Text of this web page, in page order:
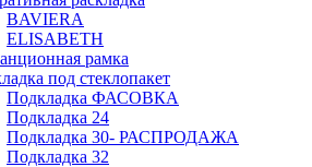
BAVIERA
ELISABETH
рамка
под стеклопакет
Подкладка ФАСОВКА
Подкладка 24
Подкладка 30- РАСПРОДАЖА
Подкладка 32